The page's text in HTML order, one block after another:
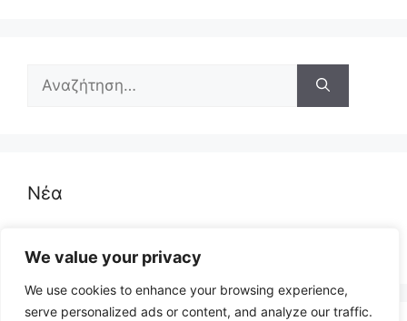
We value your privacy
We use cookies to enhance your browsing experience,
serve personalized ads or content, and analyze our traffic.
Αναζήτηση
Νέα